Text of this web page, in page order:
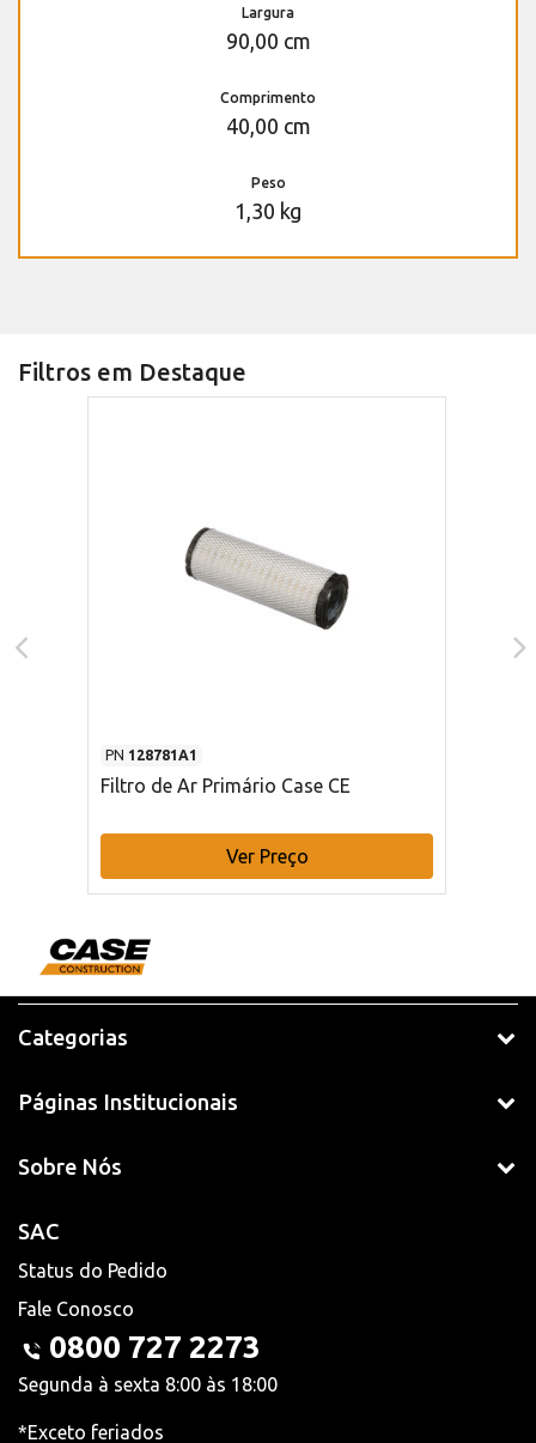
Largura
90,00 cm
Comprimento
40,00 cm
Peso
1,30 kg
Filtros em Destaque
PN 128781A1
Filtro de Ar Primário Case CE
Ver Preço
Categorias
Páginas Institucionais
Sobre Nós
SAC
Status do Pedido
Fale Conosco
0800 727 2273
Segunda à sexta 8:00 às 18:00
*Exceto feriados